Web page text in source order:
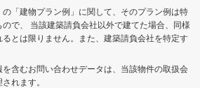
の「建物プラン例」に関して、そのプラン例は特
で、 当該建築請負会社以外で建てた場合、同様
とは限りません。また、建築請負会社を特定す
含むお問い合わせデータは、当該物件の取扱会
れます。